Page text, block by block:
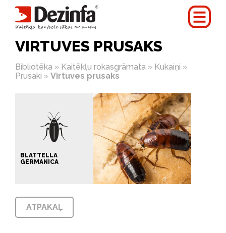
VIRTUVES PRUSAKS
Bibliotēka » Kaitēkļu rokasgrāmata » Kukaiņi »
Prusaki » Virtuves prusaks
BLATTELLA
GERMANICA
ATPAKAĻ